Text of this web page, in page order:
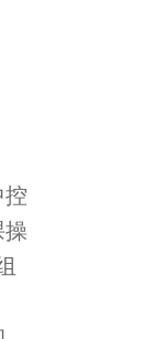
控
操